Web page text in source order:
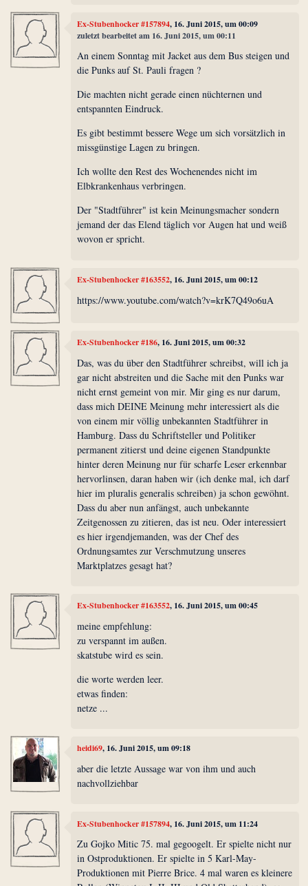
Ex-Stubenhocker #157894, 16. Juni 2015, um 00:09
zuletzt bearbeitet am 16. Juni 2015, um 00:11
An einem Sonntag mit Jacket aus dem Bus steigen und
die Punks auf St. Pauli fragen ?
Die machten nicht gerade einen nüchternen und
entspannten Eindruck.
Es gibt bestimmt bessere Wege um sich vorsätzlich in
missgünstige Lagen zu bringen.
Ich wollte den Rest des Wochenendes nicht im
Elbkrankenhaus verbringen.
Der "Stadtführer" ist kein Meinungsmacher sondern
jemand der das Elend täglich vor Augen hat und weiß
wovon er spricht.
Ex-Stubenhocker #163552, 16. Juni 2015, um 00:12
https://www.youtube.com/watch?v=krK7Q49o6uA
Ex-Stubenhocker #186, 16. Juni 2015, um 00:32
Das, was du über den Stadtführer schreibst, will ich ja
gar nicht abstreiten und die Sache mit den Punks war
nicht ernst gemeint von mir. Mir ging es nur darum,
dass mich DEINE Meinung mehr interessiert als die
von einem mir völlig unbekannten Stadtführer in
Hamburg. Dass du Schriftsteller und Politiker
permanent zitierst und deine eigenen Standpunkte
hinter deren Meinung nur für scharfe Leser erkennbar
hervorlinsen, daran haben wir (ich denke mal, ich darf
hier im pluralis generalis schreiben) ja schon gewöhnt.
Dass du aber nun anfängst, auch unbekannte
Zeitgenossen zu zitieren, das ist neu. Oder interessiert
es hier irgendjemanden, was der Chef des
Ordnungsamtes zur Verschmutzung unseres
Marktplatzes gesagt hat?
Ex-Stubenhocker #163552, 16. Juni 2015, um 00:45
meine empfehlung:
zu verspannt im außen.
skatstube wird es sein.
die worte werden leer.
etwas finden:
netze ...
heidi69, 16. Juni 2015, um 09:18
aber die letzte Aussage war von ihm und auch
nachvollziehbar
Ex-Stubenhocker #157894, 16. Juni 2015, um 11:24
Zu Gojko Mitic 75. mal gegoogelt. Er spielte nicht nur
in Ostproduktionen. Er spielte in 5 Karl-May-
Produktionen mit Pierre Brice. 4 mal waren es kleinere